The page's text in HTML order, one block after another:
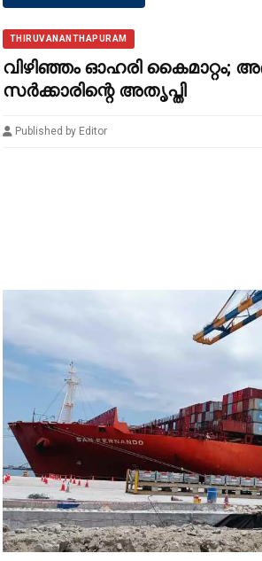
THIRUVANANTHAPURAM
വിഴിഞ്ഞം ഓഹരി കൈമാറ്റം;
സർക്കാരിന്റെ അതൃപ്തി
Published by Editor